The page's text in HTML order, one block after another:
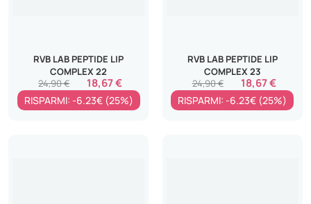
RVB LAB PEPTIDE LIP
COMPLEX 22
18,67 €
24,90 €
RISPARMI: -6.23€ (25%)
RVB LAB PEPTIDE LIP
COMPLEX 23
18,67 €
24,90 €
RISPARMI: -6.23€ (25%)